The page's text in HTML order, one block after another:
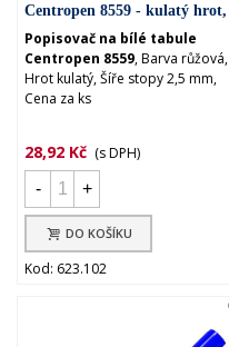
Centropen 8559 - kulatý hrot,
růžový
Popisovač na bílé tabule
Centropen 8559, Barva růžová,
Hrot kulatý, Šíře stopy 2,5 mm,
Cena za ks
28,92 Kč (s DPH)
-
+
DO KOŠÍKU
Kod: 623.102